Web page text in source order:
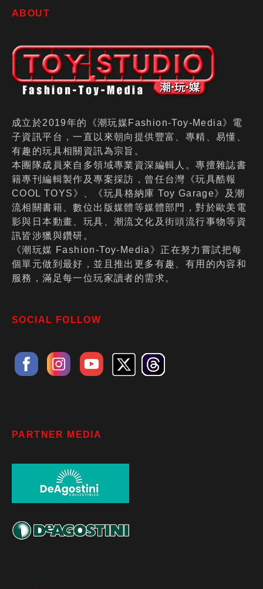
ABOUT
成立於2019年的《潮玩媒Fashion-Toy-Media》電
子資訊平台，一直以來朝向提供豐富、專精、易懂、
有趣的玩具相關資訊為宗旨。
本團隊成員來自多領域專業資深編輯人。專擅雜誌書
籍專刊編輯製作及專案採訪，曾任台灣《玩具酷報
COOL TOYS》、《玩具格納庫 Toy Garage》及潮
流相關書籍、數位出版媒體等媒體部門，對於歐美電
影與日本動畫、玩具、潮流文化及街頭流行事物等資
訊皆涉獵與鑽研。
《潮玩媒 Fashion-Toy-Media》正在努力嘗試把每
個單元做到最好，並且推出更多有趣、有用的內容和
服務，滿足每一位玩家讀者的需求。
SOCIAL FOLLOW
PARTNER MEDIA